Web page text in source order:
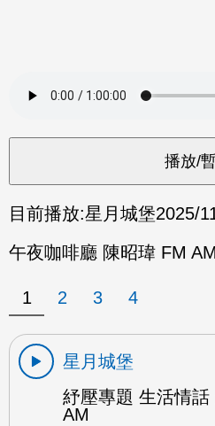
目前播放:星月城堡2025/
午夜咖啡廳 陳昭瑋 FM AM
1 2 3 4
星月城堡
紓壓專題 生活情話
AM